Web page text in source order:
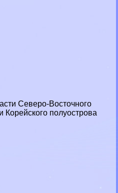
Северо-Восточного
Корейского полуострова